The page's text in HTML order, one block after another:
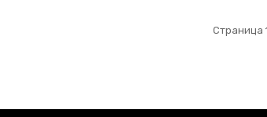
Страница